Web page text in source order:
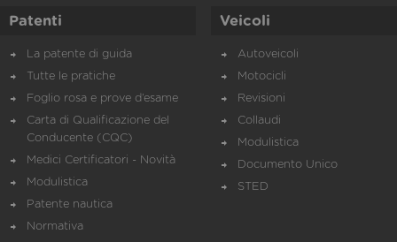
Patenti
La patente di guida
Tutte le pratiche
Foglio rosa e prove d’esame
Carta di Qualificazione del
Conducente (CQC)
Medici Certificatori - Novità
Modulistica
Patente nautica
Normativa
Veicoli
Autoveicoli
Motocicli
Revisioni
Collaudi
Modulistica
Documento Unico
STED